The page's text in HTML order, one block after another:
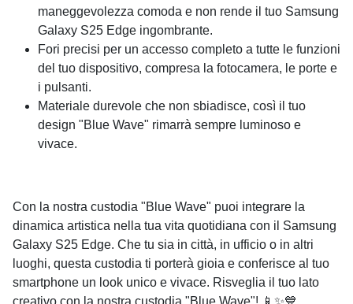
maneggevolezza comoda e non rende il tuo Samsung
Galaxy S25 Edge ingombrante.
Fori precisi per un accesso completo a tutte le funzioni
del tuo dispositivo, compresa la fotocamera, le porte e
i pulsanti.
Materiale durevole che non sbiadisce, così il tuo
design "Blue Wave" rimarrà sempre luminoso e
vivace.
Con la nostra custodia "Blue Wave" puoi integrare la
dinamica artistica nella tua vita quotidiana con il Samsung
Galaxy S25 Edge. Che tu sia in città, in ufficio o in altri
luoghi, questa custodia ti porterà gioia e conferisce al tuo
smartphone un look unico e vivace. Risveglia il tuo lato
creativo con la nostra custodia "Blue Wave"! 📱✨💙